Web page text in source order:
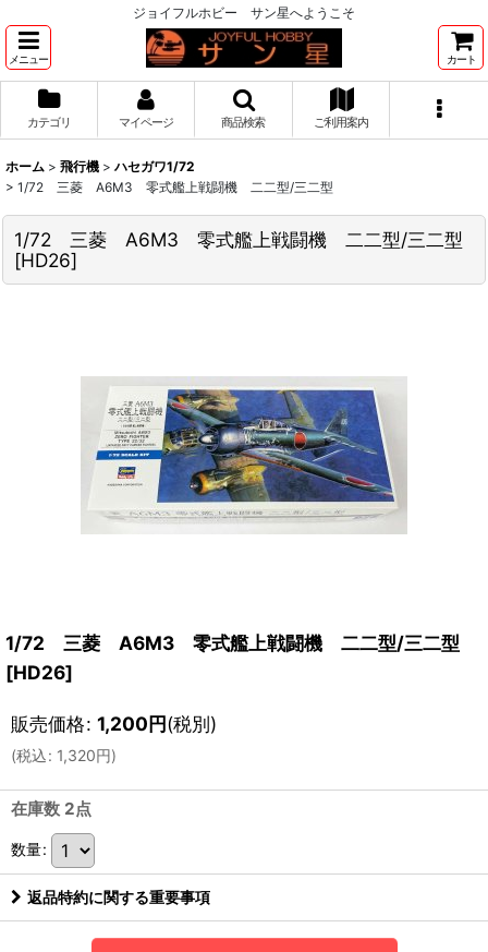
ジョイフルホビー サン星へようこそ
メニュー カート
カテゴリ マイページ 商品検索 ご利用案内
ホーム > 飛行機 > ハセガワ1/72
> 1/72 三菱 A6M3 零式艦上戦闘機 二二型/三二型
1/72 三菱 A6M3 零式艦上戦闘機 二二型/三二型
[HD26]
1/72 三菱 A6M3 零式艦上戦闘機 二二型/三二型
[HD26]
販売価格: 1,200円(税別)
(税込: 1,320円)
在庫数 2点
数量:
返品特約に関する重要事項